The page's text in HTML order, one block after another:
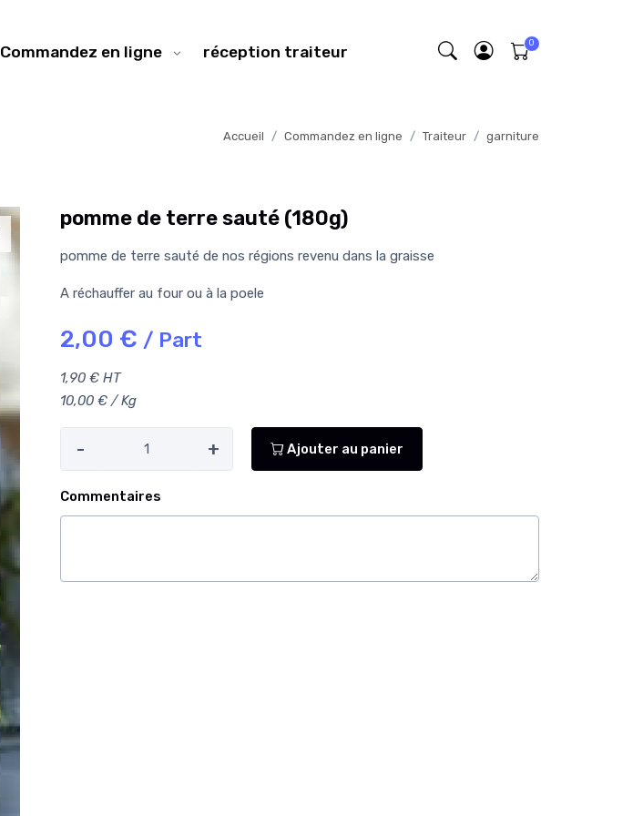
Commandez en ligne réception traiteur
Accueil Commandez en ligne Traiteur garniture
pomme de terre sauté (180g)
pomme de terre sauté de nos régions revenu dans la graisse
A réchauffer au four ou à la poele
2,00 € / Part
1,90 € HT
10,00 € / Kg
- + Ajouter au panier
Commentaires